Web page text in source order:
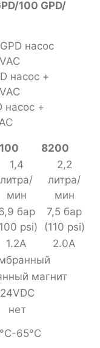
100 GPD/
насос
насос +
насос +
8200
1,4
литра/
мин
2,2
литра/
мин
бар
psi)
7,5 бар
(110 psi)
1.2A
2.0A
магнит
24VDC
нет
65°C